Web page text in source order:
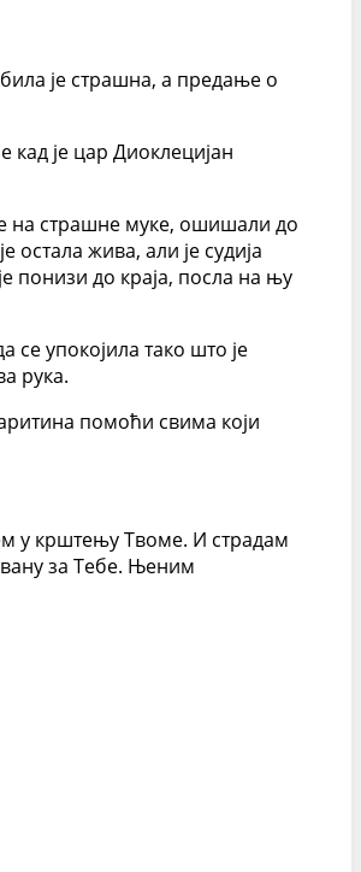
је страшна, а предање о
је цар Диоклецијан
на страшне муке, ошишали до
жива, али је судија
понизи до краја, посла на њу
се упокојила тако што је
рука.
помоћи свима који
у крштењу Твоме. И страдам
за Тебе. Њеним